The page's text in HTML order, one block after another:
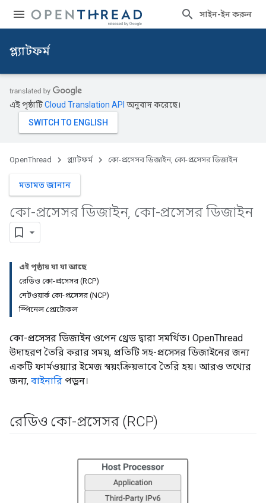
সাইন-ইন করুন
প্ল্যাটফর্ম
এই পৃষ্ঠাটিCloud Translation API অনুবাদ করেছে।
OpenThread প্ল্যাটফর্ম কো-প্রসেসর ডিজাইন, কো-প্রসেসর ডিজাইন
মতামত জানান
কো-প্রসেসর ডিজাইন, কো-প্রসেসর ডিজাইন
এই পৃষ্ঠায় যা যা আছে
রেডিও কো-প্রসেসর (RCP)
নেটওয়ার্ক কো-প্রসেসর (NCP)
স্পিনেল প্রোটোকল
কো-প্রসেসর ডিজাইন ওপেন থ্রেড দ্বারা সমর্থিত। OpenThread
উদাহরণ তৈরি করার সময়, প্রতিটি সহ-প্রসেসর ডিজাইনের জন্য
একটি ফার্মওয়্যার ইমেজ স্বয়ংক্রিয়ভাবে তৈরি হয়। আরও তথ্যের
জন্য, বাইনারি পড়ুন।
রেডিও কো-প্রসেসর (RCP)